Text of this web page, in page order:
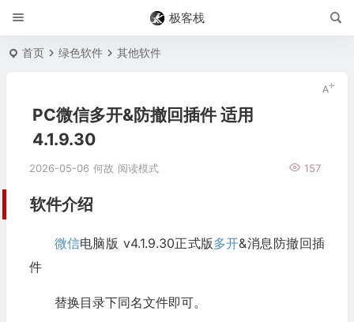
极客栈
首页 绿色软件 其他软件
PC微信多开&防撤回插件 适用
4.1.9.30
2026-05-06 何故 157
阅读模式
软件介绍
微信电脑版 v4.1.9.30正式版多开&消息防撤回插
件
替换目录下同名文件即可。